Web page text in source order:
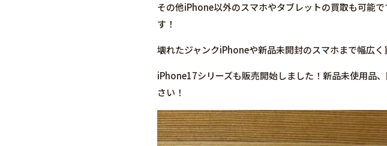
その他iPhone以外のスマホやタブレットの買取も可能
す！
壊れたジャンクiPhoneや新品未開封のスマホまで幅広く
iPhone17シリーズも販売開始しました！新品未使用品
さい！